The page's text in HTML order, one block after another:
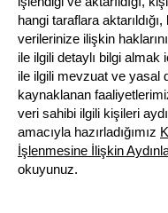
hangi taraflara
verilerinize ilişkin
ile ilgili detaylı bilgi almak
ile ilgili mevzuat ve yasal
kaynaklanan
veri sahibi ilgili kişileri
amacıyla hazırladığımız
İşlenmesine İlişkin
okuyunuz.